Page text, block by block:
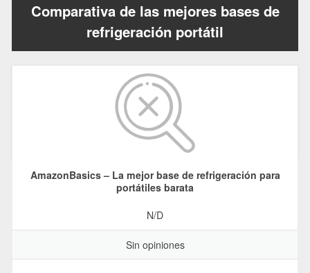
Comparativa de las mejores bases de
refrigeración portátil
AmazonBasics – La mejor base de refrigeración para
portátiles barata
N/D
Sin opiniones